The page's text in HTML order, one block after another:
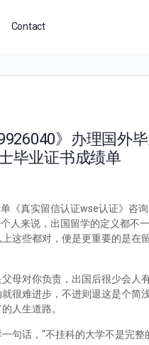
Contact
》办理国外
毕业证书成绩单
《真实留信认证wse认证》咨
人来说，出国留学的定义都不
这些都对，便是更重要的是在
母对你负责，出国后很少会人
很难进步，不进则退这是个简
人生道路。
句话，“不挂科的大学不是完整